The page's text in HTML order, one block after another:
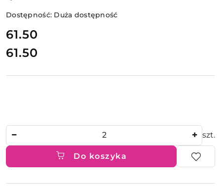
Dostępność: Duża dostępność
cena:
61.50
Cena:
61.50
szt.
Do koszyka